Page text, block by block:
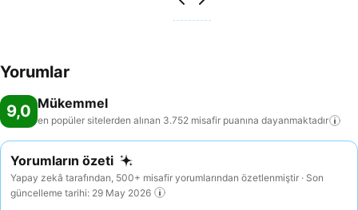
Yorumlar
9,0 Mükemmel
en popüler sitelerden alınan 3.752 misafir puanına dayanmaktadır
Yorumların özeti
Yapay zekâ tarafından, 500+ misafir yorumlarından özetlenmiştir · Son
güncelleme tarihi: 29 May 2026